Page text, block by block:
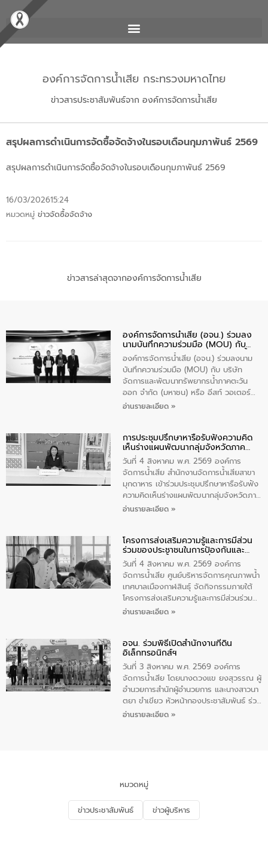
องค์การจัดการน้ำเสีย กระทรวงมหาดไทย
ข่าวสารประชาสัมพันธ์จาก องค์การจัดการน้ำเสีย
สรุปผลการดำเนินการจัดซื้อจัดจ้างในรอบเดือนกุมภาพันธ์ 2569
สรุปผลการดำเนินการจัดซื้อจัดจ้างในรอบเดือนกุมภาพันธ์ 2569
16/03/202615:24
หมวดหมู่ ข่าวจัดซื้อจัดจ้าง
ข่าวสารล่าสุดจากองค์การจัดการน้ำเสีย
องค์การจัดการน้ำเสีย (อจน.) ร่วมลง
นามบันทึกความร่วมมือ (MOU) กับ
บริษัท จัดการและพัฒนาทรัพยากรน้ำ
ภาคตะวันออก จำกัด (มหาชน) หรือ อีส
ท์ วอเตอร์
องค์การจัดการน้ำเสีย (อจน.) ร่วมลงนาม
บันทึกความร่วมมือ (MOU) กับ บริษัท
จัดการและพัฒนาทรัพยากรน้ำภาคตะวัน
ออก จำกัด (มหาชน) หรือ อีสท์ วอเตอร์
เมื่อวันอังคารที่ 4 สิงหาคม 2569 ณ ห้อง
จัดการน้ำเสียและการนำน้ำกลับมาใช้ประโยชน์
ของประเทศไทย” เพื่อยกระดับการบริหาร
จัดการทรัพยากรน้ำ เสริมสร้างความมั่นคง
ด้านน้ำของประเทศ และเตรียมความพร้อม
รองรับการเติบโตของเมือง รวมถึงการ
ลงทุนในอุตสาหกรรมแห่งอนาคต ตลอดจน
มุ่งตอบโจทย์ความท้าทายจากวิกฤตการ
ในครั้งนี้เป็นการดึงจุดแข็งและความ
เชี่ยวชาญด้านระบบบำบัดน้ำเสียที่เป็นมิตร
ต่อสิ่งแวดล้อมของ องค์การจัดการน้ำเสีย
(อจน.) มาผสานกับประสบการณ์และ
เทคโนโลยีโครงข่ายน้ำครบวงจรในพื้นที่ EEC
ของอีสท์ วอเตอร์ เพื่อร่วมกันศึกษา
เทคโนโลยีการปรับปรุงคุณภาพน้ำ (Water
อย่างเป็นรูปธรรม เพื่อรองรับความต้องการ
ใช้น้ำที่พุ่งสูงขึ้นจากการขยายตัวของ
อุตสาหกรรม นายชีระ วงศบูรณะ ผู้อำนวย
การองค์การจัดการน้ำเสีย กล่าวถึงภารกิจ
หลักของ อจน. ในการพัฒนาระบบบำบัดน้ำ
เสียเมื่อผสานกับความเชี่ยวชาญของอีสท์
วอเตอร์ จะช่วยขับเคลื่อนการศึกษาทั้งในมิติ
ตลอดระบบ โดยการนำน้ำบำบัดกลับมาใช้ใหม่
จะช่วยลดการพึ่งพาน้ำธรรมชาติและสร้าง
สมดุลทางเศรษฐกิจและสิ่งแวดล้อมได้อย่าง
เป็นรูปธรรม ความร่วมมือระหว่างภาครัฐและ
อ่านรายละเอียด »
การประชุมปรึกษาหารือรับฟังความคิด
เห็นร่างแผนพัฒนากลุ่มจังหวัดภาค
ตะวันออกเฉียงเหนือตอนบน 2 (พ.ศ.
2571-2575)
วันที่ 4 สิงหาคม พ.ศ. 2569 องค์การ
จัดการน้ำเสีย สำนักงานจัดการน้ำเสียสาขา
มุกดาหาร เข้าร่วมประชุมปรึกษาหารือรับฟัง
ความคิดเห็นร่างแผนพัฒนากลุ่มจังหวัดภาค
ตะวันออกเฉียงเหนือตอนบน 2 (พ.ศ. 2571-
พวงประดิษฐ์ พาณิชย์จังหวัดมุกดาหาร
เป็นประธานการประชุมฯ ผ่านระบบออนไลน์
(Webox Meeting) ณ ห้องประชุมแก้ว
กินรี ชั้น 5 ศาลากลางจังหวัดมุกดาหาร
อำเภอเมืองมุกดาหาร จังหวัดมุกดาหาร
พร้อมด้วยหน่วยงานภาครัฐและหน่วยงานที่
เกี่ยวข้องเข้าร่วมประชุม ให้คำปรึกษาหารือ
ประจำปี และสรุปผลการดำเนินการจัดทำร่าง
แผน เพื่อกำหนดทิศทางการพัฒนากลุ่ม
จังหวัดในการขับเคลื่อนให้เติบโตอย่างมั่นคง
และยั่งยืนต่อไป
อ่านรายละเอียด »
โครงการส่งเสริมความรู้และการมีส่วน
ร่วมของประชาชนในการป้องกันและ
แก้ไขปัญหาน้ำเสียอย่างยั่งยืน
วันที่ 4 สิงหาคม พ.ศ. 2569 องค์การ
จัดการน้ำเสีย ศูนย์บริหารจัดการคุณภาพน้ำ
เทศบาลเมืองกาฬสินธุ์ จัดกิจกรรมภายใต้
โครงการส่งเสริมความรู้และการมีส่วนร่วม
ของประชาชนในการป้องกันและแก้ไขปัญหา
ความรู้แก่คณะครูและนักเรียน โรงเรียน
เทศบาล4 เฉลิมพระเกียรติ กาฬสินธุ์ เพื่อส่ง
เสริมความรู้ด้านการจัดการน้ำเสียและสร้าง
จิตสำนึกในการอนุรักษ์สิ่งแวดล้อมตั้งแต่วัย
เรียน ในหัวข้อ “น้ำเสียชุมชนและการบำบัดน้ำ
เสียเบื้องต้น” โดยให้ความรู้เกี่ยวกับสาเหตุ
และผลกระทบของน้ำเสีย แนวทางการลดการ
อ่านรายละเอียด »
อจน. ร่วมพิธีเปิดสำนักงานที่ดิน
อิเล็กทรอนิกส์ฯ
วันที่ 3 สิงหาคม พ.ศ. 2569 องค์การ
จัดการน้ำเสีย โดยนางดวงแข ยงสุวรรณ ผู้
อำนวยการสำนักผู้อำนวยการ และนางสาวนา
ตยา ขำเขียว หัวหน้ากองประชาสัมพันธ์ ร่วม
พิธีเปิดสำนักงานที่ดินอิเล็กทรอนิกส์ต่าง
เปิด ปัจจุบันกรมที่ดินเปิดให้บริการสำนักงาน
ที่ดินอิเล็กทรอนิกส์ต่างสำนักงานแบบ
ออนไลน์ ครบ 77 จังหวัด 462 สำนักงาน
ทั่วประเทศ พร้อมยกระดับสำนักงานที่ดิน
อ่านรายละเอียด »
หมวดหมู่
ข่าวประชาสัมพันธ์ ข่าวผู้บริหาร